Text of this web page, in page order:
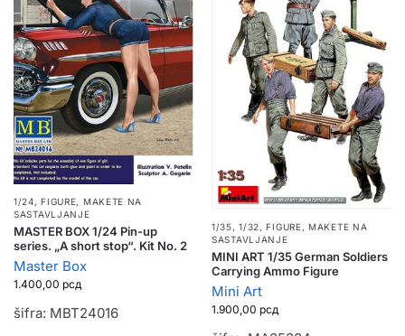
1/24,FIGURE, MAKETE NA
SASTAVLJANJE
MASTER BOX 1/24 Pin-up
series. „A short stop“. Kit No. 2
Master Box
1.400,00 рсд
šifra: MBT24016
1/35, 1/32,FIGURE,MAKETE NA
SASTAVLJANJE
MINI ART 1/35 German Soldiers
Carrying Ammo Figure
Mini Art
1.900,00 рсд